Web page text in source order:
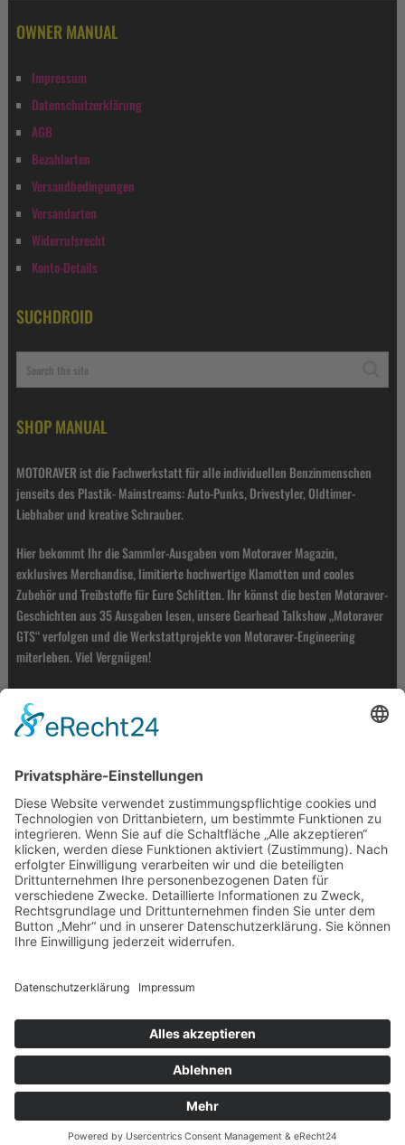
OWNER MANUAL
Impressum
Datenschutzerklärung
AGB
Bezahlarten
Versandbedingungen
Versandarten
Widerrufsrecht
Konto-Details
SUCHDROID
SHOP MANUAL
MOTORAVER ist die Fachwerkstatt für alle individuellen Benzinmenschen
jenseits des Plastik- Mainstreams: Auto-Punks, Drivestyler, Oldtimer-
Liebhaber und kreative Schrauber.
Hier bekommt Ihr die Sammler-Ausgaben vom Motoraver Magazin,
exklusives Merchandise, limitierte hochwertige Klamotten und cooles
Zubehör und Treibstoffe für Eure Schlitten. Ihr könnst die besten Motoraver-
Geschichten aus 35 Ausgaben lesen, unsere Gearhead Talkshow „Motoraver
GTS“ verfolgen und die Werkstattprojekte von Motoraver-Engineering
miterleben. Viel Vergnügen!
ZÜNDKONTAKT
MOTORAVER VERLAG
21635 Königreich / Germany
Email: helge@motoraver.de
MotoraverCopyright © 2026.
Alle Preise inkl. der gesetzlichen MwSt.